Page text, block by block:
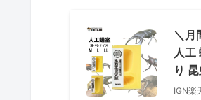
＼月
人工
り
IGN楽